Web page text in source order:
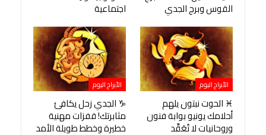
القوس وبرج الجدي اجتماعية
الأبراج اليوم
♓ الحوت نبتون يلهم
أحلامك يونيو بوابة فنون
وروحانيات لا تُعَقَّد
الأبراج اليوم
♑ الجدي زحل يكافئ
مثابرتك! قفزات مهنية
خطيرة وخطط طويلة الأمد